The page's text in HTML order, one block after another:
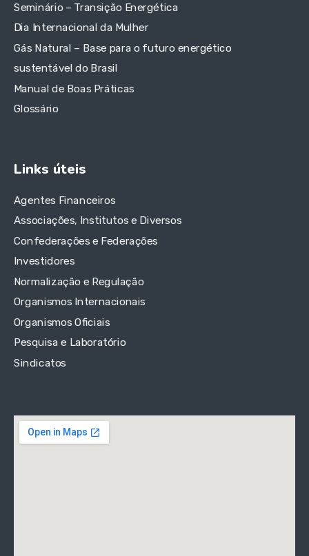
Seminário – Transição Energética
Dia Internacional da Mulher
Gás Natural – Base para o futuro energético
sustentável do Brasil
Manual de Boas Práticas
Glossário
Links úteis
Agentes Financeiros
Associações, Institutos e Diversos
Confederações e Federações
Investidores
Normalização e Regulação
Organismos Internacionais
Organismos Oficiais
Pesquisa e Laboratório
Sindicatos